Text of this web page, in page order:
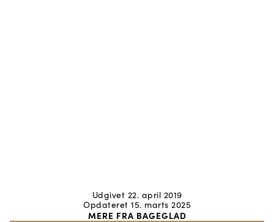
Udgivet 22. april 2019
Opdateret 15. marts 2025
MERE FRA BAGEGLAD